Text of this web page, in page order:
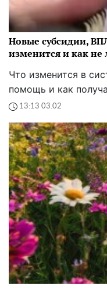
Новые субсидии,
изменится и как
Что изменится в
помощь и как
13:13 03.02